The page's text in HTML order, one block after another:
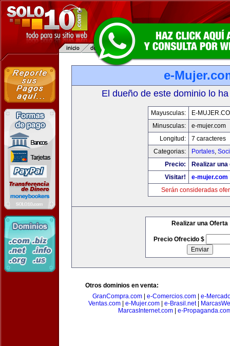
e-
El dueño de este dominio lo
Mayusculas:
E-
Minusculas:
e-mujer.com
Longitud:
7 caracteres
Categorias:
Portales,
Precio:
Realizar
Visitar!
e-mujer.com
Serán consideradas
Realizar una Oferta
Precio Ofrecido $
Otros dominios en venta:
GranCompra.com
e-Comercios.com
e-
Ventas.com| e-Mujer.com| e-Brasil.net|
MarcasInternet.com
e-